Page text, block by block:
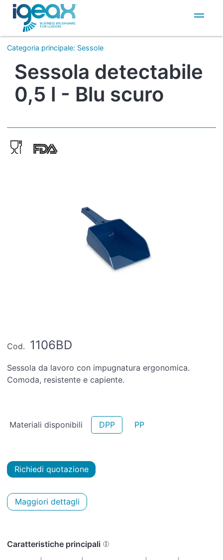
IT
EN
Categoria principale: Sessole
Sessola detectabile
0,5 l - Blu scuro
Cod. 1106BD
Sessola da lavoro con impugnatura ergonomica.
Comoda, resistente e capiente.
Materiali disponibili DPP PP
Richiedi quotazione
Maggiori dettagli
Caratteristiche principali